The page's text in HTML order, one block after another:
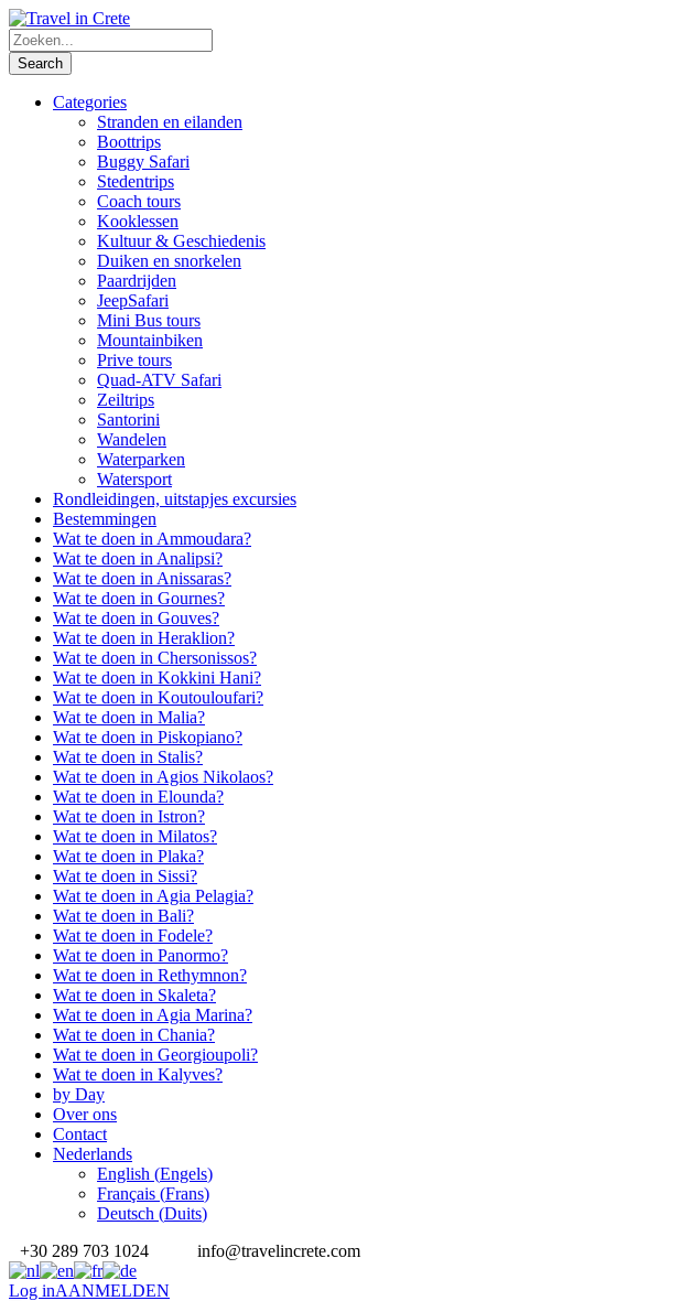
Categories
Stranden en eilanden
Boottrips
Buggy Safari
Stedentrips
Coach tours
Kooklessen
Kultuur & Geschiedenis
Duiken en snorkelen
Paardrijden
JeepSafari
Mini Bus tours
Mountainbiken
Prive tours
Quad-ATV Safari
Zeiltrips
Santorini
Wandelen
Waterparken
Watersport
Rondleidingen, uitstapjes excursies
Bestemmingen
Wat te doen in Ammoudara?
Wat te doen in Analipsi?
Wat te doen in Anissaras?
Wat te doen in Gournes?
Wat te doen in Gouves?
Wat te doen in Heraklion?
Wat te doen in Chersonissos?
Wat te doen in Kokkini Hani?
Wat te doen in Koutouloufari?
Wat te doen in Malia?
Wat te doen in Piskopiano?
Wat te doen in Stalis?
Wat te doen in Agios Nikolaos?
Wat te doen in Elounda?
Wat te doen in Istron?
Wat te doen in Milatos?
Wat te doen in Plaka?
Wat te doen in Sissi?
Wat te doen in Agia Pelagia?
Wat te doen in Bali?
Wat te doen in Fodele?
Wat te doen in Panormo?
Wat te doen in Rethymnon?
Wat te doen in Skaleta?
Wat te doen in Agia Marina?
Wat te doen in Chania?
Wat te doen in Georgioupoli?
Wat te doen in Kalyves?
by Day
Over ons
Contact
Nederlands
English (Engels)
Français (Frans)
Deutsch (Duits)
+30 289 703 1024
info@travelincrete.com
Log inAANMELDEN